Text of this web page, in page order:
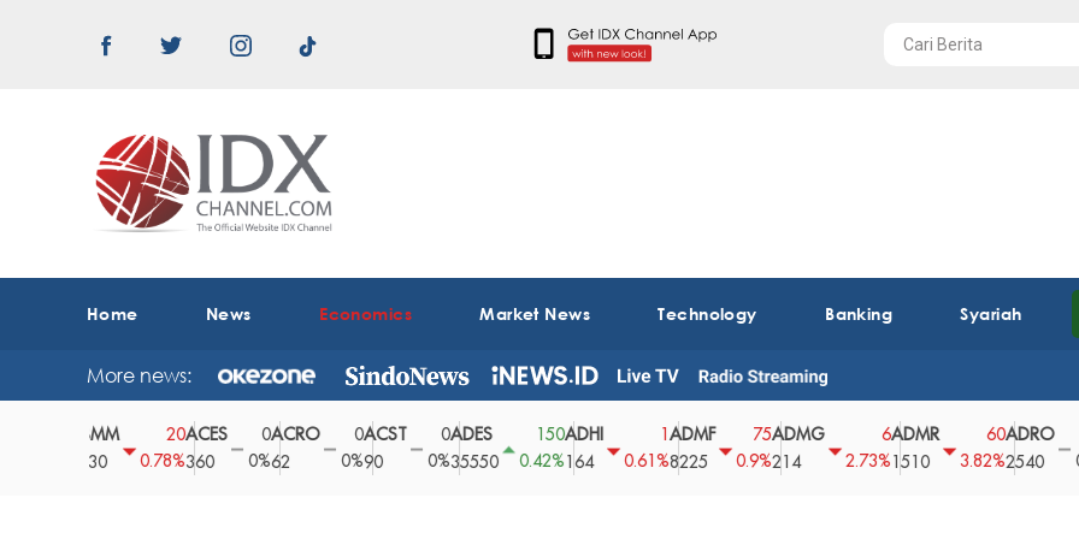
Home News Economics Market News Technology Banking Syariah
More news:
0.78%
ACES
360
0
0%
ACRO
62
0
ACST
90
0
ADES
35550
0.42%
ADHI
164
0.61%
ADMF
8225
75
0.9%
ADMG
214
2.73%
ADMR
1510
3.82%
ADRO
2540
0
0%
43